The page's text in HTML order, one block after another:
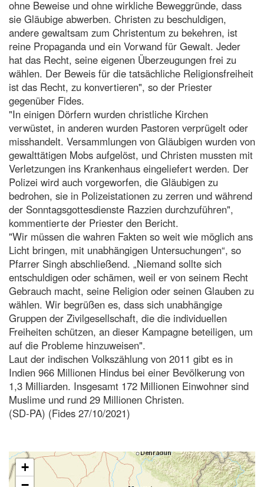
ohne Beweise und ohne wirkliche Beweggründe, dass
sie Gläubige abwerben. Christen zu beschuldigen,
andere gewaltsam zum Christentum zu bekehren, ist
reine Propaganda und ein Vorwand für Gewalt. Jeder
hat das Recht, seine eigenen Überzeugungen frei zu
wählen. Der Beweis für die tatsächliche Religionsfreiheit
ist das Recht, zu konvertieren", so der Priester
gegenüber Fides.
"In einigen Dörfern wurden christliche Kirchen
verwüstet, in anderen wurden Pastoren verprügelt oder
misshandelt. Versammlungen von Gläubigen wurden von
gewalttätigen Mobs aufgelöst, und Christen mussten mit
Verletzungen ins Krankenhaus eingeliefert werden. Der
Polizei wird auch vorgeworfen, die Gläubigen zu
bedrohen, sie in Polizeistationen zu zerren und während
der Sonntagsgottesdienste Razzien durchzuführen",
kommentierte der Priester den Bericht.
"Wir müssen die wahren Fakten so weit wie möglich ans
Licht bringen, mit unabhängigen Untersuchungen“, so
Pfarrer Singh abschließend. „Niemand sollte sich
entschuldigen oder schämen, weil er von seinem Recht
Gebrauch macht, seine Religion oder seinen Glauben zu
wählen. Wir begrüßen es, dass sich unabhängige
Gruppen der Zivilgesellschaft, die die individuellen
Freiheiten schützen, an dieser Kampagne beteiligen, um
auf die Probleme hinzuweisen".
Laut der indischen Volkszählung von 2011 gibt es in
Indien 966 Millionen Hindus bei einer Bevölkerung von
1,3 Milliarden. Insgesamt 172 Millionen Einwohner sind
Muslime und rund 29 Millionen Christen.
(SD-PA) (Fides 27/10/2021)
+